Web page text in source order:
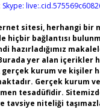
Skype:
sitesi, herhangi bir
hiçbir bağlantısı
hazırladığımız
yer alan içerikler
kurum ve kişiler
Gerçek kurum
tesadüfidir.
tavsiye niteliği